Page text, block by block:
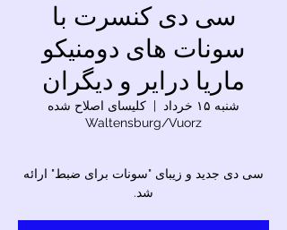
سی دی کنسرت با
سونات های دومنیکو
ماریا درایر و دیگران
شنبه ۱۵ خرداد
  |
کلیسای اصلاح شده
Waltensburg/Vuorz
سی دی جدید و زیبای "سونات برای ضبط" ارائه
شد.